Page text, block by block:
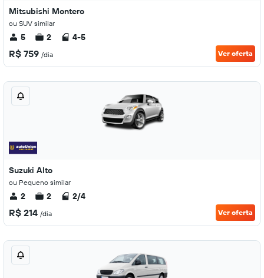
Mitsubishi Montero
ou SUV similar
5 2 4-5
R$ 759 /dia Ver oferta
Suzuki Alto
ou Pequeno similar
2 2 2/4
R$ 214 /dia Ver oferta